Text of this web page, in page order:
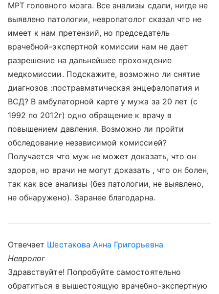
МРТ головного мозга. Все анализы сдали, нигде не
выявлено патологии, невропатолог сказал что не
имеет к нам претензий, но председатель
врачебной-экспертной комиссии нам не дает
разрешение на дальнейшее прохождение
медкомиссии. Подскажите, возможно ли снятие
диагнозов :постравматическая энцефалопатия и
ВСД? В амбулаторной карте у мужа за 20 лет (с
1992 по 2012г) одно обращение к врачу в
повышением давления. Возможно ли пройти
обследование независимой комиссией?
Получается что муж не может доказать, что он
здоров, но врачи не могут доказать , что он болен,
так как все анализы (без патологии, не выявлено,
не обнаружено). Заранее благодарна.
Отвечает Шестакова Анна Григорьевна
Невролог
Здравствуйте! Попробуйте самостоятельно
обратиться в вышестоящую врачебно-экспертную